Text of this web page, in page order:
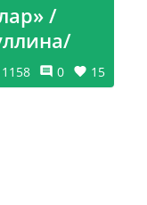
/
0 15